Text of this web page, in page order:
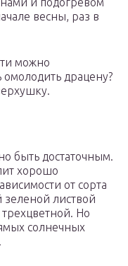
весны, раз в
можно
драцену?
быть достаточным.
хорошо
от сорта
зеленой листвой
Но
солнечных